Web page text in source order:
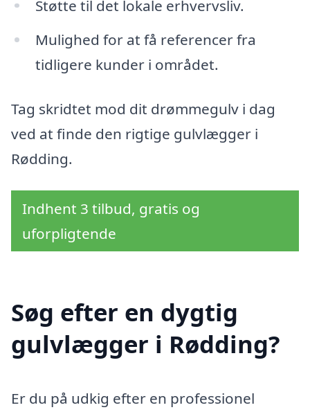
Støtte til det lokale erhvervsliv.
Mulighed for at få referencer fra
tidligere kunder i området.
Tag skridtet mod dit drømmegulv i dag
ved at finde den rigtige gulvlægger i
Rødding.
Indhent 3 tilbud, gratis og
uforpligtende
Søg efter en dygtig
gulvlægger i Rødding?
Er du på udkig efter en professionel